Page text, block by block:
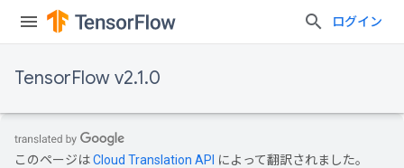
ログイン
TensorFlow v2.1.0
このページはCloud Translation API によって翻訳されました。